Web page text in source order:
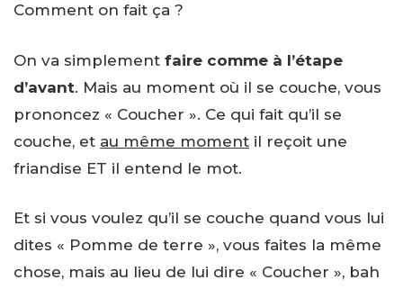
Comment on fait ça ?
On va simplement faire comme à l’étape
d’avant. Mais au moment où il se couche, vous
prononcez « Coucher ». Ce qui fait qu’il se
couche, et au même moment il reçoit une
friandise ET il entend le mot.
Et si vous voulez qu’il se couche quand vous lui
dites « Pomme de terre », vous faites la même
chose, mais au lieu de lui dire « Coucher », bah